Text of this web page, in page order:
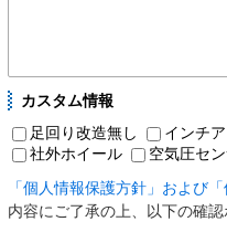
カスタム情報
足回り改造無し
インチ
社外ホイール
空気圧セ
「個人情報保護方針」および
内容にご了承の上、以下の確認